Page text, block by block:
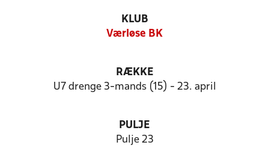
KLUB
Værløse BK
RÆKKE
U7 drenge 3-mands (15) - 23. april
PULJE
Pulje 23